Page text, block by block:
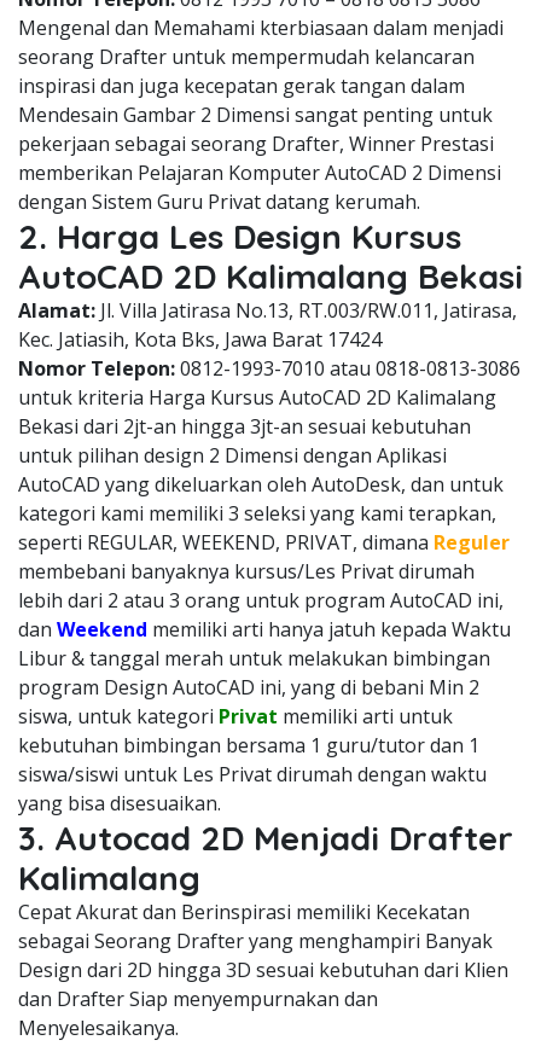
Mengenal dan Memahami kterbiasaan dalam menjadi
seorang Drafter untuk mempermudah kelancaran
inspirasi dan juga kecepatan gerak tangan dalam
Mendesain Gambar 2 Dimensi sangat penting untuk
pekerjaan sebagai seorang Drafter, Winner Prestasi
memberikan Pelajaran Komputer AutoCAD 2 Dimensi
dengan Sistem Guru Privat datang kerumah.
2. Harga Les Design Kursus
AutoCAD 2D Kalimalang Bekasi
Alamat: Jl. Villa Jatirasa No.13, RT.003/RW.011, Jatirasa,
Kec. Jatiasih, Kota Bks, Jawa Barat 17424
Nomor Telepon:0812-1993-7010 atau 0818-0813-3086
untuk kriteria Harga Kursus AutoCAD 2D Kalimalang
Bekasi dari 2jt-an hingga 3jt-an sesuai kebutuhan
untuk pilihan design 2 Dimensi dengan Aplikasi
AutoCAD yang dikeluarkan oleh AutoDesk, dan untuk
kategori kami memiliki 3 seleksi yang kami terapkan,
seperti REGULAR, WEEKEND, PRIVAT, dimana Reguler
membebani banyaknya kursus/Les Privat dirumah
lebih dari 2 atau 3 orang untuk program AutoCAD ini,
dan Weekend memiliki arti hanya jatuh kepada Waktu
Libur & tanggal merah untuk melakukan bimbingan
program Design AutoCAD ini, yang di bebani Min 2
siswa, untuk kategori Privat memiliki arti untuk
kebutuhan bimbingan bersama 1 guru/tutor dan 1
siswa/siswi untuk Les Privat dirumah dengan waktu
yang bisa disesuaikan.
3. Autocad 2D Menjadi Drafter
Kalimalang
Cepat Akurat dan Berinspirasi memiliki Kecekatan
sebagai Seorang Drafter yang menghampiri Banyak
Design dari 2D hingga 3D sesuai kebutuhan dari Klien
dan Drafter Siap menyempurnakan dan
Menyelesaikanya.